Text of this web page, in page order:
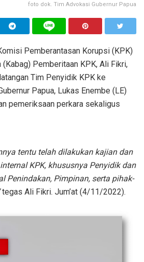
foto dok. Tim Advokasi Gubernur Papua
Pemberantasan Korupsi (KPK)
Pemberitaan KPK, Ali Fikri,
Tim Penyidik KPK ke
Papua, Lukas Enembe (LE)
pemeriksaan perkara sekaligus
tentu telah dilakukan kajian dan
KPK, khususnya Penyidik dan
Penindakan, Pimpinan, serta pihak-
tegas Ali Fikri. Jum’at (4/11/2022).